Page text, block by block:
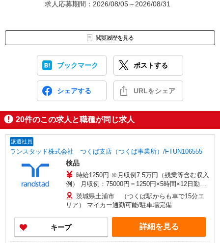
求人応募期間：2026/08/05～2026/08/31
閲覧履歴を見る
ブックマーク ポストする
シェアする URLをシェア
20件のこの求人と職種が同じ求人
派遣社員
ランスタッド株式会社 つくば支店（つくば事業所）/FTUN106555
検品
時給1250円 ※月収例7.5万円（残業等含む収入
例） 月収例：75000円＝1250円×5時間×12日勤務
の場合＋交通費別途支給 ※交通費実費支給／当社
規定あり。
茨城県土浦市 （つくば駅からも車で15分エ
リア） マイカー通勤可能/駐車場完備
キープ 詳細を見る